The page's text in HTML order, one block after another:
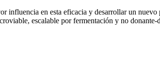
influencia en esta eficacia y desarrollar un nuevo
escalable por fermentación y no donante-